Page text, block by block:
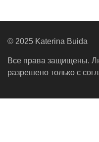
© 2025 Katerina Buida
Все права защищены.
разрешено только с